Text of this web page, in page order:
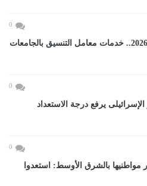
0
تنسيق المرحلة الأولى 2026.. خدمات معامل التنسيق بالجامعات
0
يرفع درجة الاستعداد
0
مواطنيها بالشرق الأوسط: استعدوا